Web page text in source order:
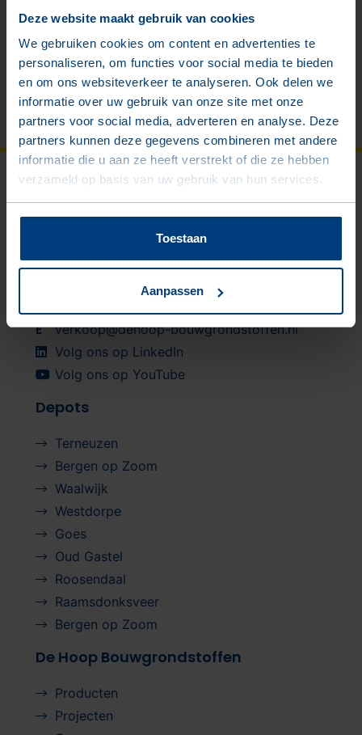
Deze website maakt gebruik van cookies
We gebruiken cookies om content en advertenties te
personaliseren, om functies voor social media te bieden
en om ons websiteverkeer te analyseren. Ook delen we
informatie over uw gebruik van onze site met onze
partners voor social media, adverteren en analyse. Deze
partners kunnen deze gegevens combineren met andere
informatie die u aan ze heeft verstrekt of die ze hebben
verzameld op basis van uw gebruik van hun services.
Toestaan
Aanpassen
Branches
Voorraadlocaties
Contactgegevens
De Hoop Bouwgrondstoffen
Plan uw route
E
verkoop@dehoop-bouwgrondstoffen.nl
Volg ons op LinkedIn
Volg ons op YouTube
Depots
Terneuzen
Bergen op Zoom
Waalwijk
Westdorpe
Goes
Oud Gastel
Roosendaal
Raamsdonksveer
Bergen op Zoom
De Hoop Bouwgrondstoffen
Producten
Projecten